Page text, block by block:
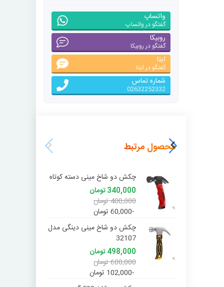
واتساپ
گفتگو در واتساپ
روبیکا
گفتگو در روبیکا
ایتا
گفتگو در ایتا
شماره تماس
02632252332
محصول مرتبط
چکش دو شاخ مینی دسته کوتاه
340,000 تومان
400,000 تومان
-60,000 تومان
چکش دو شاخ مینی دینگی مدل
32107
498,000 تومان
600,000 تومان
-102,000 تومان